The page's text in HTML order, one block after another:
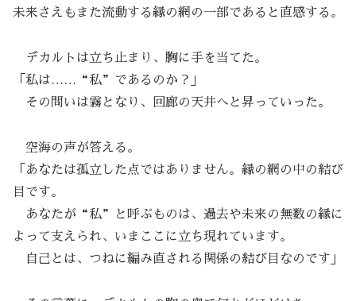
未来さえもまた流動する縁の網の一部であると直感する。
デカルトは立ち止まり、胸に手を当てた。
「私は……“私”であるのか？」
その問いは霧となり、回廊の天井へと昇っていった。
空海の声が答える。
「あなたは孤立した点ではありません。縁の網の中の結び
目です。
あなたが“私”と呼ぶものは、過去や未来の無数の縁に
よって支えられ、いまここに立ち現れています。
自己とは、つねに編み直される関係の結び目なのです」